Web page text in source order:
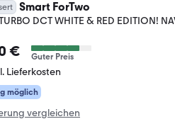
Smart ForTwo
DCT WHITE & RED EDITION!
€ Guter Preis
Lieferkosten
möglich
vergleichen